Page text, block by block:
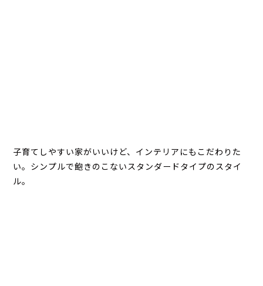
子育てしやすい家がいいけど、インテリアにもこだわりた
い。シンプルで飽きのこないスタンダードタイプのスタイ
ル。